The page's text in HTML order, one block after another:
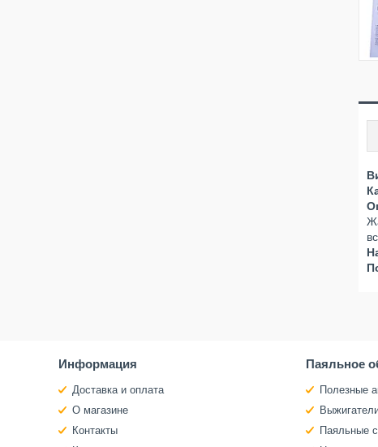
Информация
Доставка и оплата
О магазине
Контакты
Паяльное
Полезные
Паяльные